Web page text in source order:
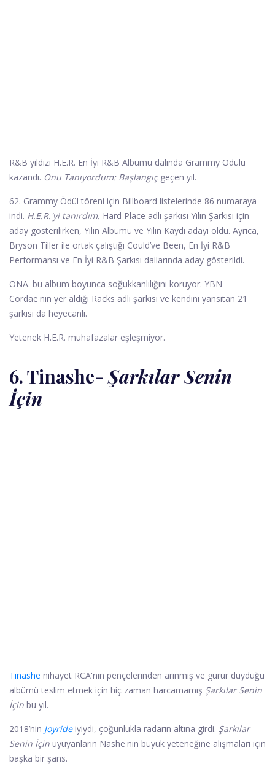
R&B yıldızı H.E.R. En İyi R&B Albümü dalında Grammy Ödülü
kazandı. Onu Tanıyordum: Başlangıçgeçen yıl.
62. Grammy Ödül töreni için Billboard listelerinde 86 numaraya
indi. H.E.R.'yi tanırdım. Hard Place adlı şarkısı Yılın Şarkısı için
aday gösterilirken, Yılın Albümü ve Yılın Kaydı adayı oldu. Ayrıca,
Bryson Tiller ile ortak çalıştığı Could’ve Been, En İyi R&B
Performansı ve En İyi R&B Şarkısı dallarında aday gösterildi.
ONA. bu albüm boyunca soğukkanlılığını koruyor. YBN
Cordae'nin yer aldığı Racks adlı şarkısı ve kendini yansıtan 21
şarkısı da heyecanlı.
Yetenek H.E.R. muhafazalar eşleşmiyor.
6. Tinashe-Şarkılar Senin
İçin
Tinashe nihayet RCA'nın pençelerinden arınmış ve gurur duyduğu
albümü teslim etmek için hiç zaman harcamamış Şarkılar Senin
İçin bu yıl.
2018’nin Joyride iyiydi, çoğunlukla radarın altına girdi. Şarkılar
Senin İçin uyuyanların Nashe'nin büyük yeteneğine alışmaları için
başka bir şans.